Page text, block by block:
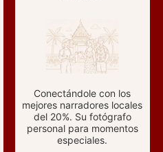
Conectándole con los
mejores narradores locales
del 20%. Su fotógrafo
personal para momentos
especiales.